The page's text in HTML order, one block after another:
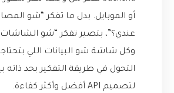
أو الموبايل. بدل ما تفكر “شو
عندي؟”، بتصير تفكر “شو الشاشات
وكل شاشة شو البيانات اللي
التحول في طريقة التفكير بحد ذاته
لتصميم API أفضل وأكثر كفاءة.